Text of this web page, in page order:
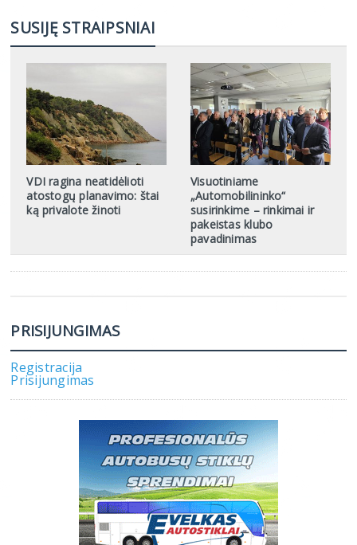
SUSIJĘ STRAIPSNIAI
VDI ragina neatidėlioti
atostogų planavimo: štai
ką privalote žinoti
Visuotiniame
„Automobilininko“
susirinkime – rinkimai ir
pakeistas klubo
pavadinimas
PRISIJUNGIMAS
Registracija
Prisijungimas